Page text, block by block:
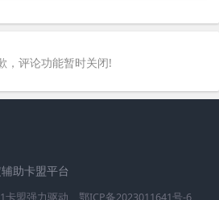
，评论功能暂时关闭!
助卡盟平台